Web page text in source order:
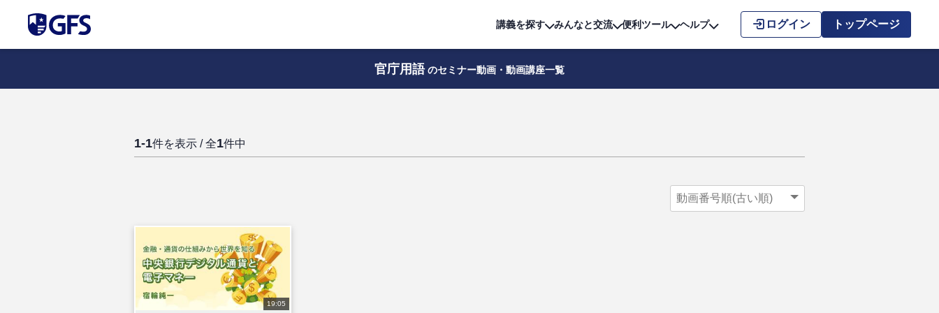
講義を探す みんなと交流 便利ツール ヘルプ ログイン トップページ
官庁用語 のセミナー動画・動画講座一覧
1-1件を表示 / 全1件中
19:05